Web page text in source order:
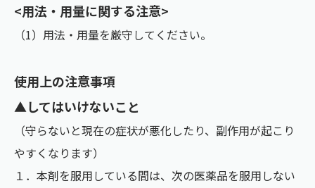
<用法・用量に関する注意>
（1）用法・用量を厳守してください。
使用上の注意事項
▲してはいけないこと
（守らないと現在の症状が悪化したり、副作用が起こり
やすくなります）
１．本剤を服用している間は、次の医薬品を服用しない